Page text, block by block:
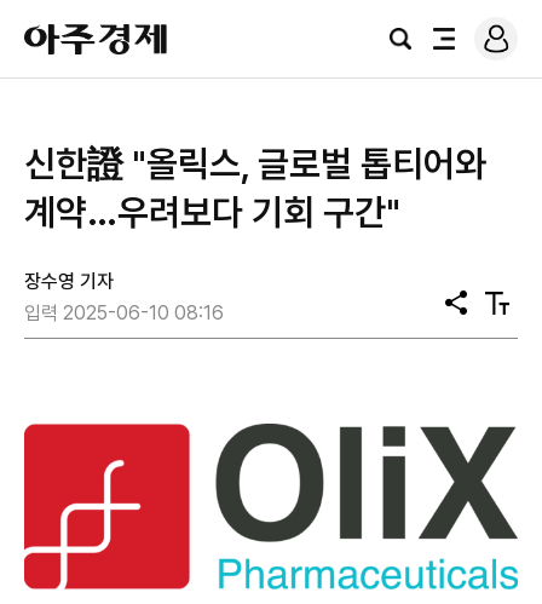
아
주
경
검
전
로
그
신한證 "올릭스, 글로벌 톱티어와
계약…우려보다 기회 구간"
장수영 기자
입력 2025-06-10 08:16
공
유
텍
스